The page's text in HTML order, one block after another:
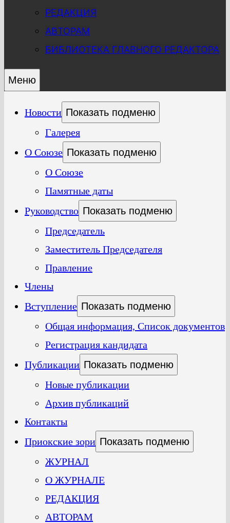
РЕДАКЦИЯ
АВТОРАМ
БИБЛИОТЕКА ГЛАВНОГО РЕДАКТОРА
Меню
Новости Показать подменю
Галерея
О Союзе Показать подменю
О Союзе
Памятные даты
Руководство Показать подменю
Председатель
Заместитель Председателя
Правление
Члены
Вступление Показать подменю
Общая информация, Список документов
Регистрация кандидата
Публикации Показать подменю
Новые публикации
Архив публикаций
Контакты
Приокские зори Показать подменю
ЖУРНАЛ
О ЖУРНАЛЕ
РЕДАКЦИЯ
АВТОРАМ